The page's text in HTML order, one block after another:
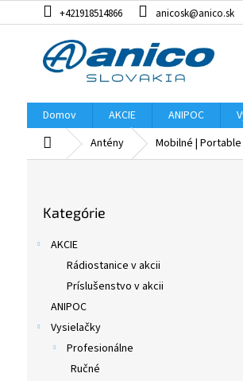
na
+421918514866 anicosk@anico.sk
Domov AKCIE ANIPOC
DomovAntény Mobilné | Portable
kategórie
Kategórie
AKCIE
Rádiostanice v akcii
Príslušenstvo v akcii
ANIPOC
Vysielačky
Profesionálne
Ručné